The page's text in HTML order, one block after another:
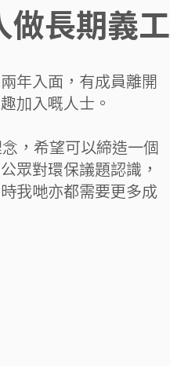
做長期義工
年入面，有成員離開
加入嘅人士。
，希望可以締造一個
眾對環保議題認識，
我哋亦都需要更多成